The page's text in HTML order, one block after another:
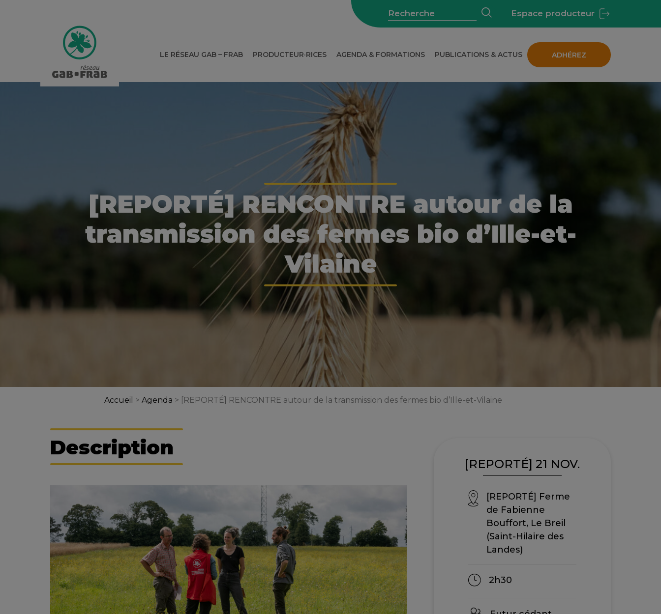
Espace producteur
LE RÉSEAU GAB – FRAB PRODUCTEUR·RICES AGENDA & FORMATIONS PUBLICATIONS & ACTUS ADHÉREZ
[REPORTÉ] RENCONTRE autour de la
transmission des fermes bio d’Ille-et-
Vilaine
Accueil > Agenda > [REPORTÉ] RENCONTRE autour de la transmission des fermes bio d’Ille-et-Vilaine
Description
[REPORTÉ] 21 NOV.
[REPORTÉ] Ferme
de Fabienne
Bouffort, Le Breil
(Saint-Hilaire des
Landes)
2h30